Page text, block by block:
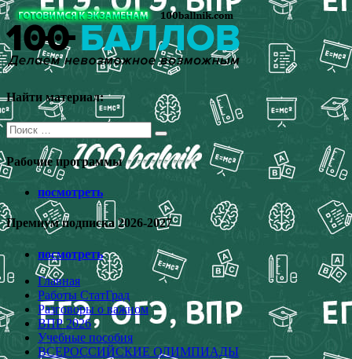
Перейти
к
содержимому
Найти материал:
Поиск
для:
Рабочие программы
посмотреть
Премиум подписка 2026-2027
посмотреть
Главная
Работы СтатГрад
Разговоры о важном
ВПР 2026
Учебные пособия
ВСЕРОССИЙСКИЕ ОЛИМПИАДЫ